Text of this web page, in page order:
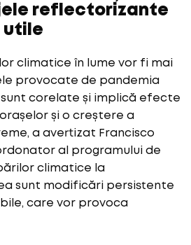
reflectorizante
utile
climatice în lume vor fi mai
provocate de pandemia
sunt corelate și implică efecte
și o creștere a
a avertizat Francisco
al programului de
climatice la
sunt modificări persistente
care vor provoca